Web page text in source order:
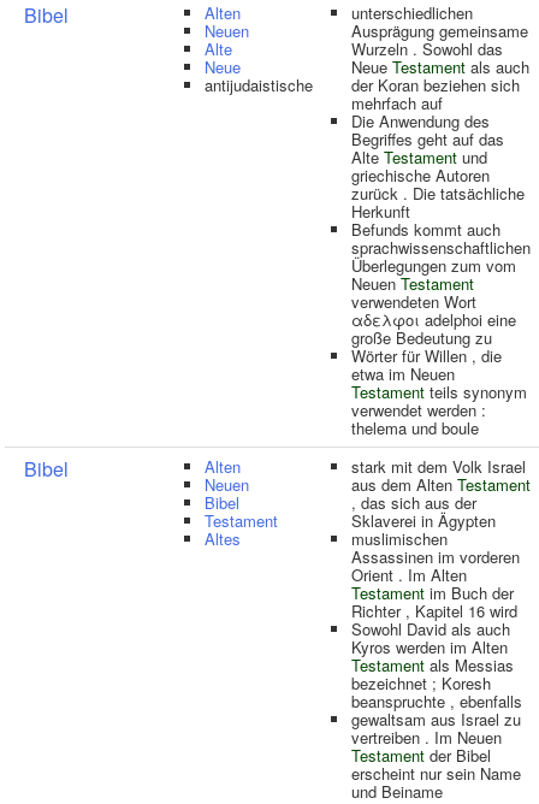
Bibel Alten
Neuen
Alte
Neue
antijudaistische
unterschiedlichen
Ausprägung gemeinsame
Wurzeln . Sowohl das
Neue Testament als auch
der Koran beziehen sich
mehrfach auf
Die Anwendung des
Begriffes geht auf das
Alte Testament und
griechische Autoren
zurück . Die tatsächliche
Herkunft
Befunds kommt auch
sprachwissenschaftlichen
Überlegungen zum vom
NeuenTestament
verwendeten Wort
αδελφοι adelphoi eine
große Bedeutung zu
Wörter für Willen , die
etwa im Neuen
Testament teils synonym
verwendet werden :
thelema und boule
Bibel Alten
Neuen
Bibel
Testament
Altes
stark mit dem Volk Israel
aus dem Alten Testament
, das sich aus der
Sklaverei in Ägypten
muslimischen
Assassinen im vorderen
Orient . Im Alten
Testament im Buch der
Richter , Kapitel 16 wird
Sowohl David als auch
Kyros werden im Alten
Testament als Messias
bezeichnet ; Koresh
beanspruchte , ebenfalls
gewaltsam aus Israel zu
vertreiben . Im Neuen
Testament der Bibel
erscheint nur sein Name
und Beiname